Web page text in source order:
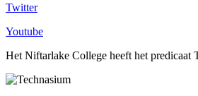
Twitter
Youtube
Het Niftarlake College heeft het predicaat